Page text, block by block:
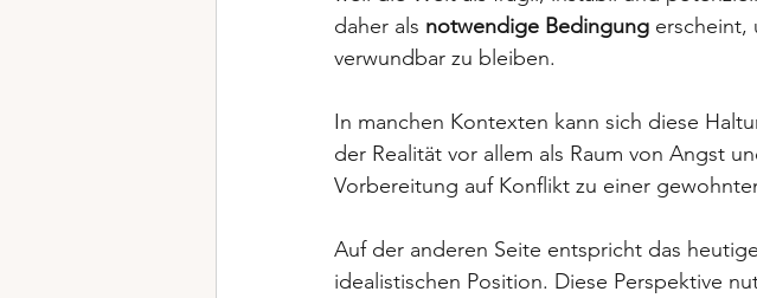
daher als notwendige Bedingung erscheint,
verwundbar zu bleiben.
In manchen Kontexten kann sich diese
der Realität vor allem als Raum von Angst
Vorbereitung auf Konflikt zu einer
Auf der anderen Seite entspricht das
idealistischen Position. Diese Perspektive